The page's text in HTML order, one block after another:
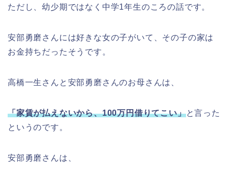
ただし、幼少期ではなく中学1年生のころの話です。
安部勇磨さんには好きな女の子がいて、その子の家は
お金持ちだったそうです。
高橋一生さんと安部勇磨さんのお母さんは、
「家賃が払えないから、100万円借りてこい」と言った
というのです。
安部勇磨さんは、